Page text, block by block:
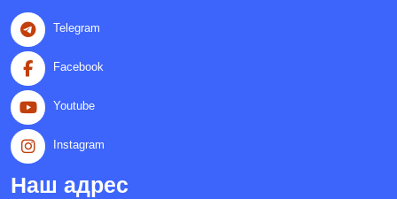
Telegram
Facebook
Youtube
Instagram
Наш адрес